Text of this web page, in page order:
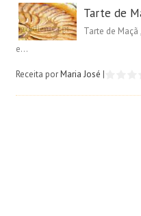
Tarte de
Tarte de
e...
Receita porMaria José |